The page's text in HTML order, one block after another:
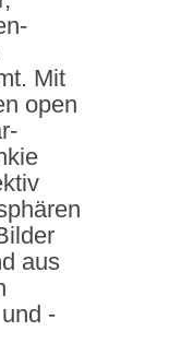
Mit
open
aus
-